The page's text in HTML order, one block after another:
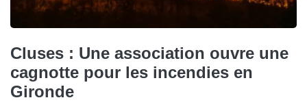
Cluses : Une association ouvre une
cagnotte pour les incendies en
Gironde